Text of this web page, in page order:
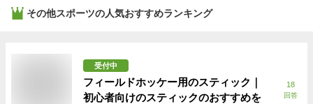
その他スポーツの人気おすすめランキング
受付中
フィールドホッケー用のスティック｜
初心者向けのスティックのおすすめを
18
回答